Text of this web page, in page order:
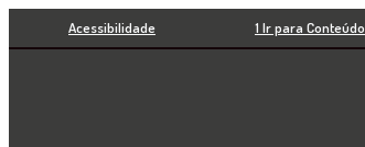
Ir
para
Acessibilidade 1 Ir para Conteúdo
Pesquisar